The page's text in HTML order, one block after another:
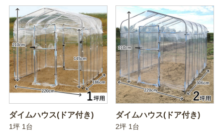
ダイムハウス(ドア付き)
1坪 1台
ダイムハウス(ドア付き)
2坪 1台